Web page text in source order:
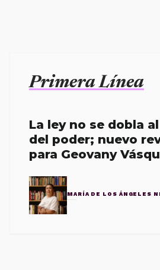
Primera Línea
La ley no se dobla
del poder; nuevo
para Geovany
MARÍA DE LOS ÁNGELES